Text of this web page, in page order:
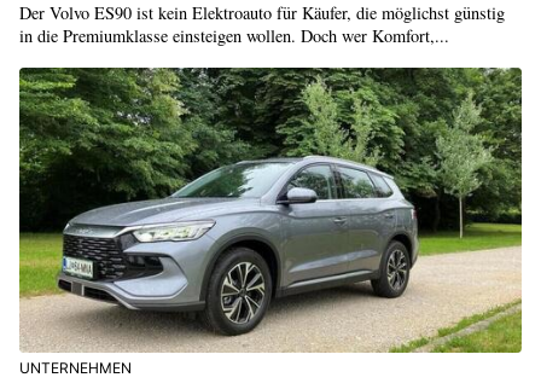
Der Volvo ES90 ist kein Elektroauto für Käufer, die möglichst günstig
in die Premiumklasse einsteigen wollen. Doch wer Komfort,...
UNTERNEHMEN